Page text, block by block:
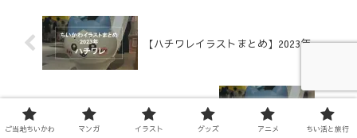
【ハチワレイラストまとめ】2023年
【ハチワレイラストまとめ】2025年
ご当地ちいかわ マンガ イラスト グッズ アニメ ちい活と旅行